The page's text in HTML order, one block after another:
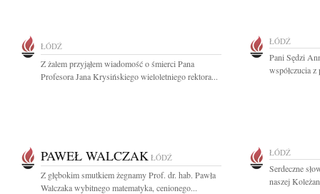
ŁÓDŹ
Z żalem przyjąłem wiadomość o śmierci Pana
Profesora Jana Krysińskiego wieloletniego rektora...
ŁÓDŹ
Pani Sędzi
współczucia
PAWEŁ WALCZAK ŁÓDŹ
Z głębokim smutkiem żegnamy Prof. dr. hab. Pawła
Walczaka wybitnego matematyka, cenionego...
ŁÓDŹ
Serdeczne
naszej